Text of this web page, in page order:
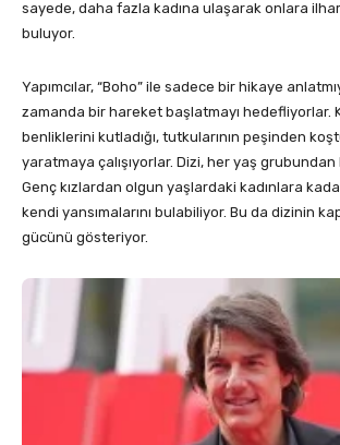
sayede, daha fazla kadına ulaşarak onlara
buluyor.
Yapımcılar, “Boho” ile sadece bir hikaye
zamanda bir hareket başlatmayı hedefliyorlar.
benliklerini kutladığı, tutkularının peşinden
yaratmaya çalışıyorlar. Dizi, her yaş grubundan
Genç kızlardan olgun yaşlardaki kadınlara
kendi yansımalarını bulabiliyor. Bu da dizinin
gücünü gösteriyor.